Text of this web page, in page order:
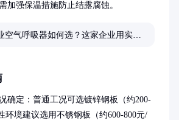
加强保温措施防止结露腐蚀。
确定：普通工况可选镀锌钢板（约200-
环境建议选用不锈钢板（约600-800元/